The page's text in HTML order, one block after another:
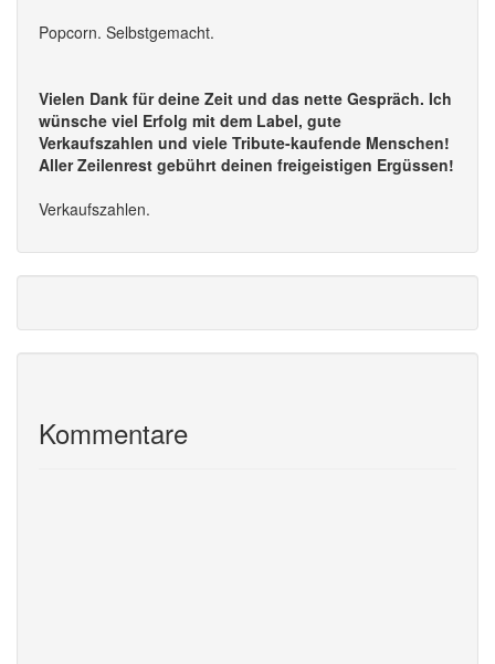
Popcorn. Selbstgemacht.
Vielen Dank für deine Zeit und das nette Gespräch. Ich
wünsche viel Erfolg mit dem Label, gute
Verkaufszahlen und viele Tribute-kaufende Menschen!
Aller Zeilenrest gebührt deinen freigeistigen Ergüssen!
Verkaufszahlen.
Kommentare